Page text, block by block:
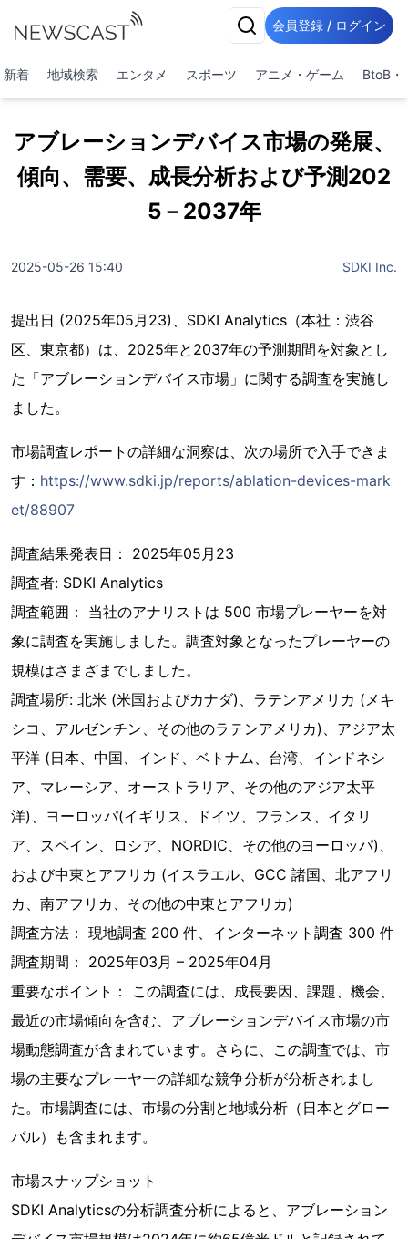
会員登録 / ログイン
新着 地域検索 エンタメ スポーツ アニメ・ゲーム BtoB・
アブレーションデバイス市場の発展、
傾向、需要、成長分析および予測202
5－2037年
2025-05-26 15:40 SDKI Inc.
提出日 (2025年05月23)、SDKI Analytics（本社：渋谷
区、東京都）は、2025年と2037年の予測期間を対象とし
た「アブレーションデバイス市場」に関する調査を実施し
ました。
市場調査レポートの詳細な洞察は、次の場所で入手できま
す： https://www.sdki.jp/reports/ablation-devices-mark
et/88907
調査結果発表日： 2025年05月23
調査者: SDKI Analytics
調査範囲： 当社のアナリストは 500 市場プレーヤーを対
象に調査を実施しました。調査対象となったプレーヤーの
規模はさまざまでしました。
調査場所: 北米 (米国およびカナダ)、ラテンアメリカ (メキ
シコ、アルゼンチン、その他のラテンアメリカ)、アジア太
平洋 (日本、中国、インド、ベトナム、台湾、インドネシ
ア、マレーシア、オーストラリア、その他のアジア太平
洋)、ヨーロッパ(イギリス、ドイツ、フランス、イタリ
ア、スペイン、ロシア、NORDIC、その他のヨーロッパ)、
および中東とアフリカ (イスラエル、GCC 諸国、北アフリ
カ、南アフリカ、その他の中東とアフリカ)
調査方法： 現地調査 200 件、インターネット調査 300 件
調査期間： 2025年03月 – 2025年04月
重要なポイント： この調査には、成長要因、課題、機会、
最近の市場傾向を含む、アブレーションデバイス市場の市
場動態調査が含まれています。さらに、この調査では、市
場の主要なプレーヤーの詳細な競争分析が分析されまし
た。市場調査には、市場の分割と地域分析（日本とグロー
バル）も含まれます。
市場スナップショット
SDKI Analyticsの分析調査分析によると、アブレーション